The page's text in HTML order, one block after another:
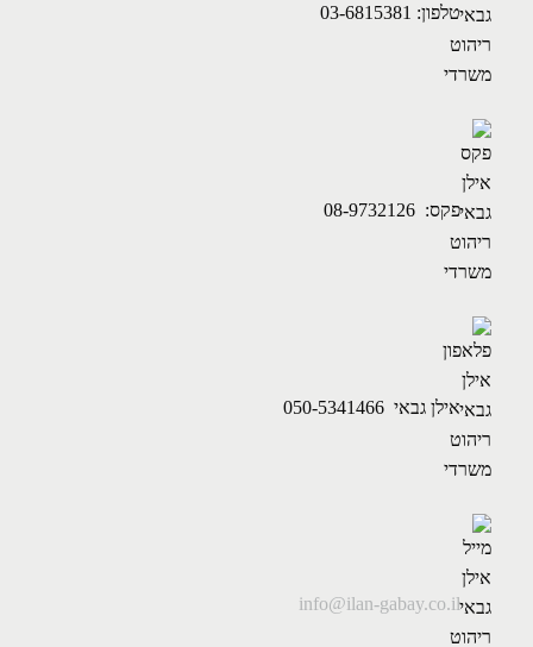
טלפון: 03-6815381
פקס: 08-9732126
אילן גבאי 050-5341466
info@ilan-gabay.co.il